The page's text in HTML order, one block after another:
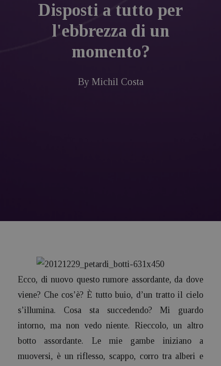
Disposti a tutto per
l'ebbrezza di un
momento?
By Michil Costa
Ecco, di nuovo questo rumore assordante, da dove
viene? Che cos’è? È tutto buio, d’un tratto il cielo
s’illumina. Cosa sta succedendo? Mi guardo
intorno, ma non vedo niente. Rieccolo, un altro
botto assordante. Le mie gambe iniziano a
muoversi, è un riflesso, scappo, corro tra alberi e